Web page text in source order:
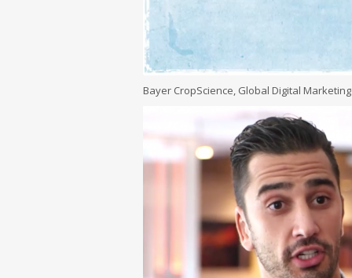
Bayer CropScience, Global Digital Marketing